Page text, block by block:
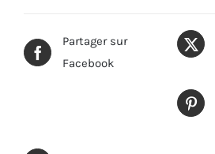
Partager sur
Facebook